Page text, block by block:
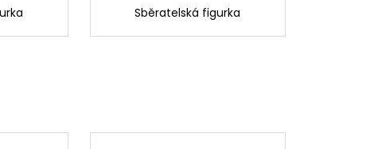
Sběratelská figurka